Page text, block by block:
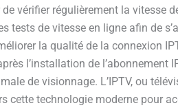
vérifier régulièrement la
tests de vitesse en ligne afin de
la qualité de la connexion
l’installation de
de visionnage. L’IPTV, ou
cette technologie moderne pour